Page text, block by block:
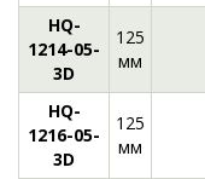
HQ-
1214-05-
3D
125
мм
HQ-
1216-05-
3D
125
мм